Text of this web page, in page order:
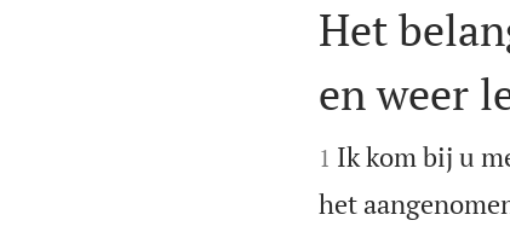

Het
en weer

1 Ik kom bij u
het